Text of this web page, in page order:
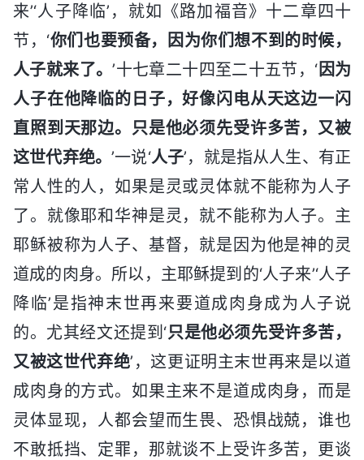
来’‘人子降临’，就如《路加福音》十二章四十
节，‘你们也要预备，因为你们想不到的时候，
人子就来了。’十七章二十四至二十五节，‘因为
人子在他降临的日子，好像闪电从天这边一闪
直照到天那边。只是他必须先受许多苦，又被
这世代弃绝。’一说‘人子’，就是指从人生、有正
常人性的人，如果是灵或灵体就不能称为人子
了。就像耶和华神是灵，就不能称为人子。主
耶稣被称为人子、基督，就是因为他是神的灵
道成的肉身。所以，主耶稣提到的‘人子来’‘人子
降临’是指神末世再来要道成肉身成为人子说
的。尤其经文还提到‘只是他必须先受许多苦，
又被这世代弃绝’，这更证明主末世再来是以道
成肉身的方式。如果主来不是道成肉身，而是
灵体显现，人都会望而生畏、恐惧战兢，谁也
不敢抵挡、定罪，那就谈不上受许多苦，更谈